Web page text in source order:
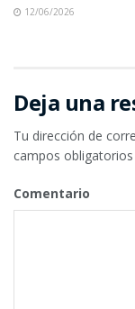
12/06/2026
Deja una
Tu dirección de
campos
Comentario